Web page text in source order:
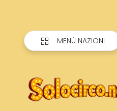
MENÙ NAZIONI